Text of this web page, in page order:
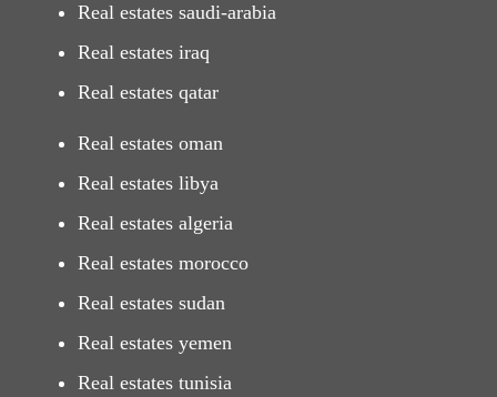
Real estates saudi-arabia
Real estates iraq
Real estates qatar
Real estates oman
Real estates libya
Real estates algeria
Real estates morocco
Real estates sudan
Real estates yemen
Real estates tunisia